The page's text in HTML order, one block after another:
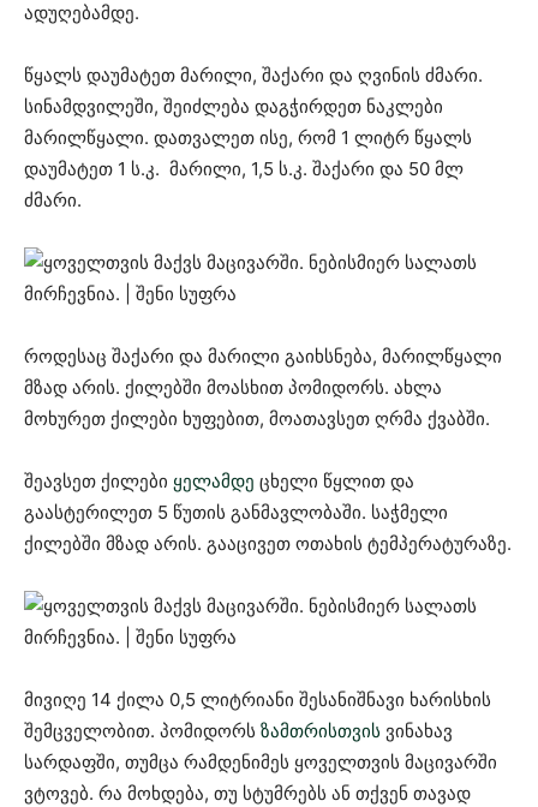
ადუღებამდე.
წყალს დაუმატეთ მარილი, შაქარი და ღვინის ძმარი.
სინამდვილეში, შეიძლება დაგჭირდეთ ნაკლები
მარილწყალი. დათვალეთ ისე, რომ 1 ლიტრ წყალს
დაუმატეთ 1 ს.კ. მარილი, 1,5 ს.კ. შაქარი და 50 მლ
ძმარი.
როდესაც შაქარი და მარილი გაიხსნება, მარილწყალი
მზად არის. ქილებში მოასხით პომიდორს. ახლა
მოხურეთ ქილები ხუფებით, მოათავსეთ ღრმა ქვაბში.
შეავსეთ ქილები ყელამდე ცხელი წყლით და
გაასტერილეთ 5 წუთის განმავლობაში. საჭმელი
ქილებში მზად არის. გააცივეთ ოთახის ტემპერატურაზე.
მივიღე 14 ქილა 0,5 ლიტრიანი შესანიშნავი ხარისხის
შემცველობით. პომიდორს ზამთრისთვის ვინახავ
სარდაფში, თუმცა რამდენიმეს ყოველთვის მაცივარში
ვტოვებ. რა მოხდება, თუ სტუმრებს ან თქვენ თავად